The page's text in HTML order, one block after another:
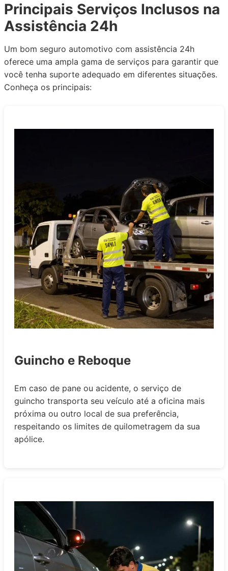
Principais Serviços Inclusos na
Assistência 24h
Um bom seguro automotivo com assistência 24h
oferece uma ampla gama de serviços para garantir que
você tenha suporte adequado em diferentes situações.
Conheça os principais:
Guincho e Reboque
Em caso de pane ou acidente, o serviço de
guincho transporta seu veículo até a oficina mais
próxima ou outro local de sua preferência,
respeitando os limites de quilometragem da sua
apólice.